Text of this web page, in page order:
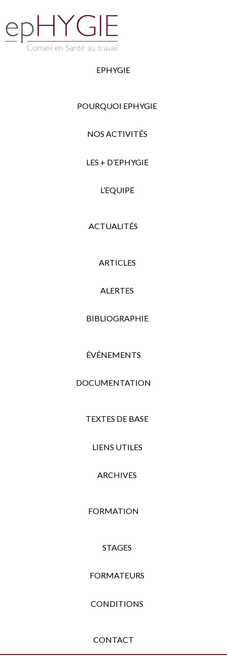
EPHYGIE
POURQUOI EPHYGIE
NOS ACTIVITÉS
LES + D’EPHYGIE
L’EQUIPE
ACTUALITÉS
ARTICLES
ALERTES
BIBLIOGRAPHIE
ÉVÉNEMENTS
DOCUMENTATION
TEXTES DE BASE
LIENS UTILES
ARCHIVES
FORMATION
STAGES
FORMATEURS
CONDITIONS
CONTACT